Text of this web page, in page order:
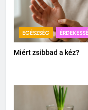
EGÉSZSÉG
Miért zsibbad a kéz?